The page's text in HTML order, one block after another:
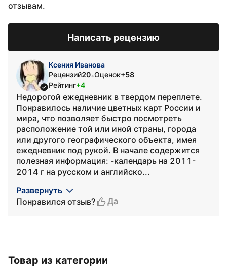
отзывам.
Написать рецензию
Ксения Иванова
Рецензий20•Оценок+58
Рейтинг+4
Недорогой ежедневник в твердом переплете.
Понравилось наличие цветных карт России и
мира, что позволяет быстро посмотреть
расположение той или иной страны, города
или другого географического объекта, имея
ежедневник под рукой. В начале содержится
полезная информация: -календарь на 2011-
2014 г на русском и английско...
Развернуть
Понравился отзыв?
Да
Товар из категории